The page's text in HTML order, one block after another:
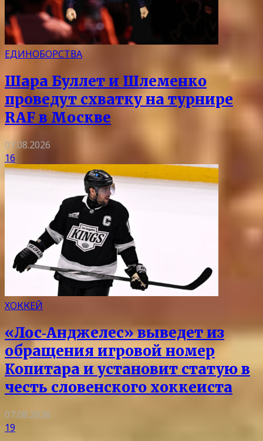
ЕДИНОБОРСТВА
Шара Буллет и Шлеменко
проведут схватку на турнире
RAF в Москве
07.08.2026
16
ХОККЕЙ
«Лос‑Анджелес» выведет из
обращения игровой номер
Копитара и установит статую в
честь словенского хоккеиста
07.08.2026
19